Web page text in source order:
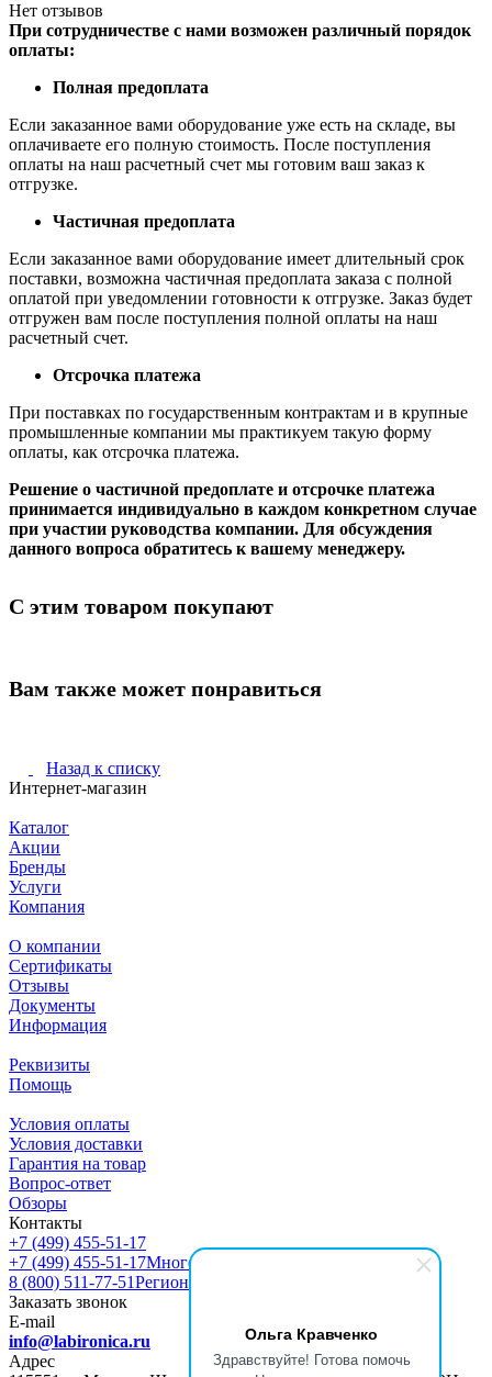
Ольга Кравченко
Здравствуйте! Готова помочь
Нет отзывов
При сотрудничестве с нами возможен различный порядок
оплаты:
Полная предоплата
Если заказанное вами оборудование уже есть на складе, вы
оплачиваете его полную стоимость. После поступления
оплаты на наш расчетный счет мы готовим ваш заказ к
отгрузке.
Частичная предоплата
Если заказанное вами оборудование имеет длительный срок
поставки, возможна частичная предоплата заказа с полной
оплатой при уведомлении готовности к отгрузке. Заказ будет
отгружен вам после поступления полной оплаты на наш
расчетный счет.
Отсрочка платежа
При поставках по государственным контрактам и в крупные
промышленные компании мы практикуем такую форму
оплаты, как отсрочка платежа.
Решение о частичной предоплате и отсрочке платежа
принимается индивидуально в каждом конкретном случае
при участии руководства компании. Для обсуждения
данного вопроса обратитесь к вашему менеджеру.
С этим товаром покупают
Вам также может понравиться
Назад к списку
Интернет-магазин
Каталог
Акции
Бренды
Услуги
Компания
О компании
Сертификаты
Отзывы
Документы
Информация
Реквизиты
Помощь
Условия оплаты
Условия доставки
Гарантия на товар
Вопрос-ответ
Обзоры
Контакты
+7 (499) 455-51-17
+7 (499) 455-51-17Многоканальный
8 (800) 511-77-51Регионы РФ
Заказать звонок
E-mail
info@labironica.ru
Адрес